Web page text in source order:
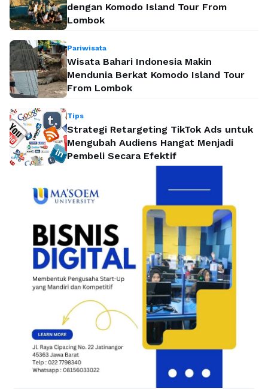
dengan Komodo Island Tour From
Lombok
Pariwisata
Wisata Bahari Indonesia Makin
Mendunia Berkat Komodo Island Tour
From Lombok
Tips
Strategi Retargeting TikTok Ads untuk
Mengubah Audiens Hangat Menjadi
Pembeli Secara Efektif